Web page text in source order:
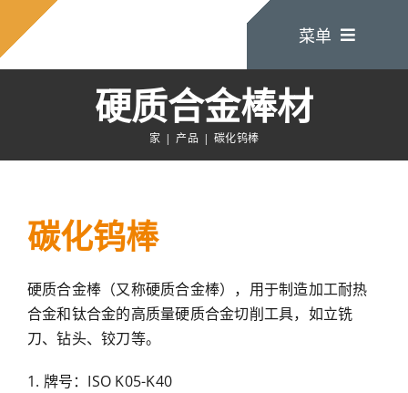
内
菜单
家
联系我们
硬质合金棒材
家 产品 碳化钨棒
碳化钨棒
硬质合金棒（又称硬质合金棒），用于制造加工耐热
合金和钛合金的高质量硬质合金切削工具，如立铣
刀、钻头、铰刀等。
1. 牌号：ISO K05-K40